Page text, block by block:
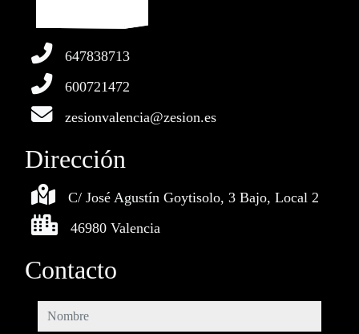
647838713
600721472
zesionvalencia@zesion.es
Dirección
C/ José Agustín Goytisolo, 3 Bajo, Local 2
46980 Valencia
Contacto
nombre